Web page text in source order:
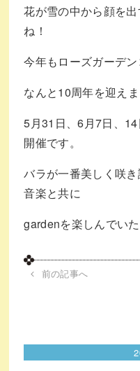
花が雪の中から顔を
ね！
今年もローズガーデン
なんと10周年を迎えま
5月31日、6月7日、
開催です。
バラが一番美しく咲
音楽と共に
gardenを楽しんでい
前の記事へ